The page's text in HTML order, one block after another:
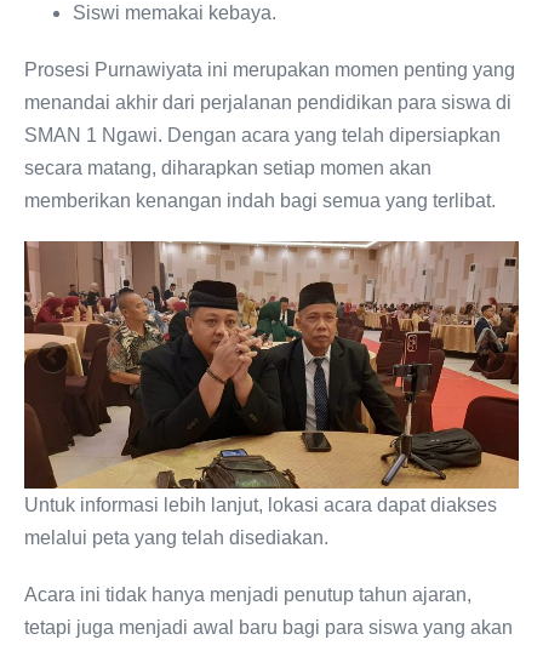
Siswi memakai kebaya.
Prosesi Purnawiyata ini merupakan momen penting yang
menandai akhir dari perjalanan pendidikan para siswa di
SMAN 1 Ngawi. Dengan acara yang telah dipersiapkan
secara matang, diharapkan setiap momen akan
memberikan kenangan indah bagi semua yang terlibat.
Untuk informasi lebih lanjut, lokasi acara dapat diakses
melalui peta yang telah disediakan.
Acara ini tidak hanya menjadi penutup tahun ajaran,
tetapi juga menjadi awal baru bagi para siswa yang akan